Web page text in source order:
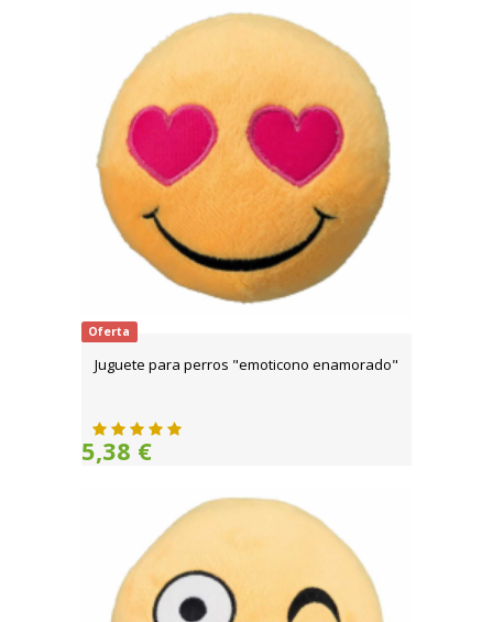
Oferta
Juguete para perros "emoticono enamorado"
5,38 €